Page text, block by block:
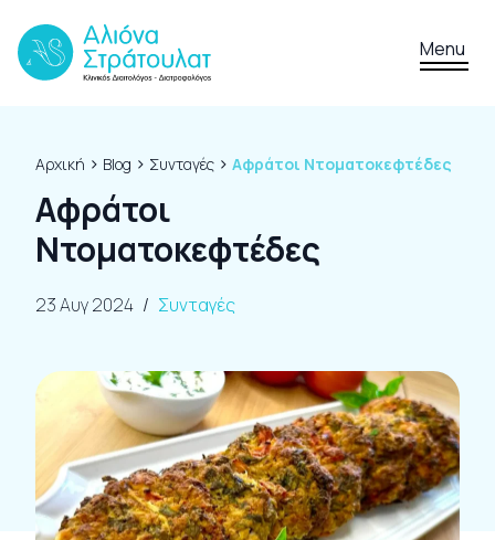
Menu
Αρχική › Blog › Συνταγές › Αφράτοι Ντοματοκεφτέδες
Αφράτοι
Ντοματοκεφτέδες
23 Αυγ 2024 / Συνταγές